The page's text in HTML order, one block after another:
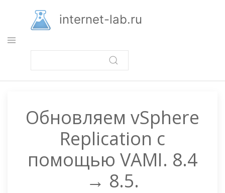
основному
содержанию
internet-lab.ru
Обновляем vSphere
Replication с
помощью VAMI. 8.4
→ 8.5.